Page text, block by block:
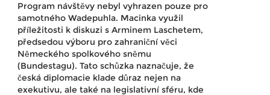
Program návštěvy nebyl vyhrazen pouze pro
samotného Wadepuhla. Macinka využil
příležitosti k diskuzi s Arminem Laschetem,
předsedou výboru pro zahraniční věci
Německého spolkového sněmu
(Bundestagu). Tato schůzka naznačuje, že
česká diplomacie klade důraz nejen na
exekutivu, ale také na legislativní sféru, kde